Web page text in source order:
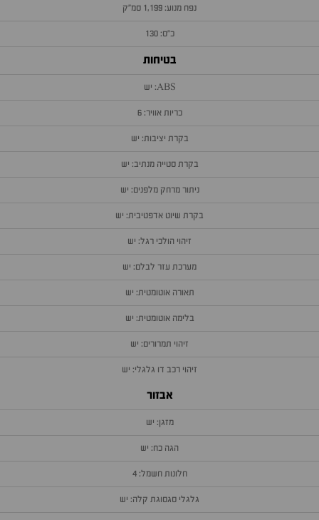
נפח מנוע: 1,199 סמ״ק
כ״ס: 130
בטיחות
ABS: יש
כריות אוויר: 6
בקרת יציבות: יש
בקרת סטייה מנתיב: יש
ניתור מרחק מלפנים: יש
בקרת שיוט אדפטיבית: יש
זיהוי הולכי רגל: יש
מערכת עזר לבלם: יש
תאורה אוטומטית: יש
בלימה אוטומטית: יש
זיהוי תמרורים: יש
זיהוי רכב דו גלגלי: יש
אבזור
מזגן: יש
הגה כח: יש
חלונות חשמל: 4
גלגלי סגסוגת קלה: יש